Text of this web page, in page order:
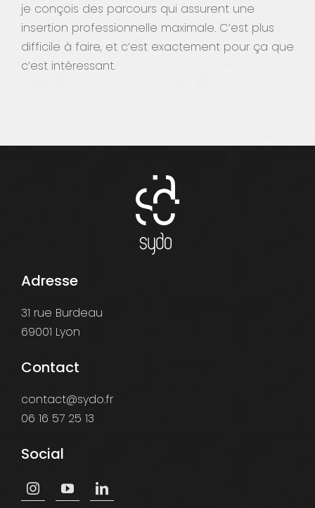
je conçois des parcours qui assurent une
insertion professionnelle maximale. C’est plus
difficile à faire, et c’est exactement pour ça que
c’est intéressant.
Adresse
31 rue Burdeau
69001 Lyon
Contact
contact@sydo.fr
06 16 57 25 13
Social